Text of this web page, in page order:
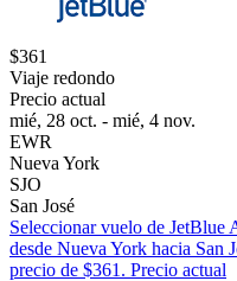
$361
Viaje redondo
Precio actual
mié, 28 oct. - mié, 4 nov.
EWR
Nueva York
SJO
San José
Seleccionar vuelo de JetBlue
desde Nueva York hacia San
precio de $361. Precio actual